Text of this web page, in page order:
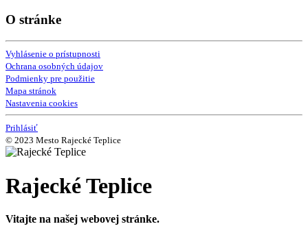
O stránke
Vyhlásenie o prístupnosti
Ochrana osobných údajov
Podmienky pre použitie
Mapa stránok
Nastavenia cookies
Prihlásiť
© 2023 Mesto Rajecké Teplice
Rajecké Teplice
Vitajte na našej webovej stránke.